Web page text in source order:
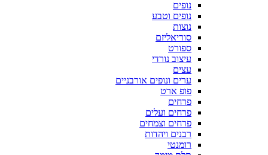
נופים
נופים וטבע
נוצות
סוריאליזם
ספורט
עיצוב נורדי
עצים
ערים ונופים אורבניים
פופ ארט
פרחים
פרחים ועלים
פרחים וצמחים
רבנים ויהדות
רומנטי